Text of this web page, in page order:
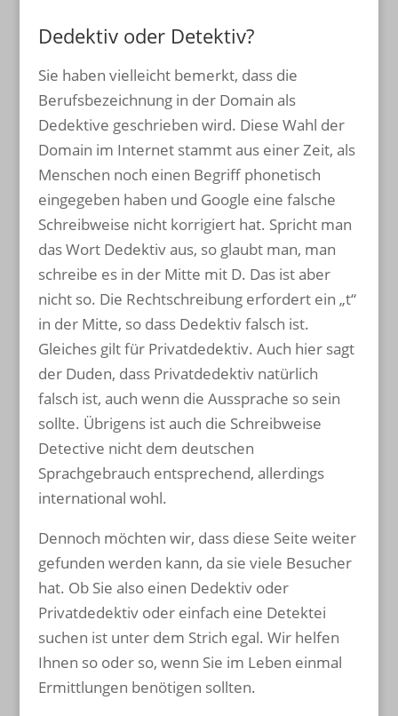
Dedektiv oder Detektiv?
Sie haben vielleicht bemerkt, dass die
Berufsbezeichnung in der Domain als
Dedektive geschrieben wird. Diese Wahl der
Domain im Internet stammt aus einer Zeit, als
Menschen noch einen Begriff phonetisch
eingegeben haben und Google eine falsche
Schreibweise nicht korrigiert hat. Spricht man
das Wort Dedektiv aus, so glaubt man, man
schreibe es in der Mitte mit D. Das ist aber
nicht so. Die Rechtschreibung erfordert ein „t“
in der Mitte, so dass Dedektiv falsch ist.
Gleiches gilt für Privatdedektiv. Auch hier sagt
der Duden, dass Privatdedektiv natürlich
falsch ist, auch wenn die Aussprache so sein
sollte. Übrigens ist auch die Schreibweise
Detective nicht dem deutschen
Sprachgebrauch entsprechend, allerdings
international wohl.
Dennoch möchten wir, dass diese Seite weiter
gefunden werden kann, da sie viele Besucher
hat. Ob Sie also einen Dedektiv oder
Privatdedektiv oder einfach eine Detektei
suchen ist unter dem Strich egal. Wir helfen
Ihnen so oder so, wenn Sie im Leben einmal
Ermittlungen benötigen sollten.